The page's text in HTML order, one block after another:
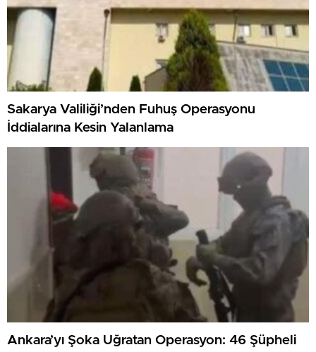
Sakarya Valiliği’nden Fuhuş Operasyonu
İddialarına Kesin Yalanlama
Ankara’yı Şoka Uğratan Operasyon: 46 Şüpheli